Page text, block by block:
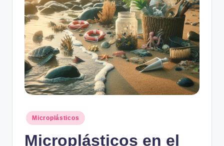
Posted
in
Microplásticos
Microplásticos en el